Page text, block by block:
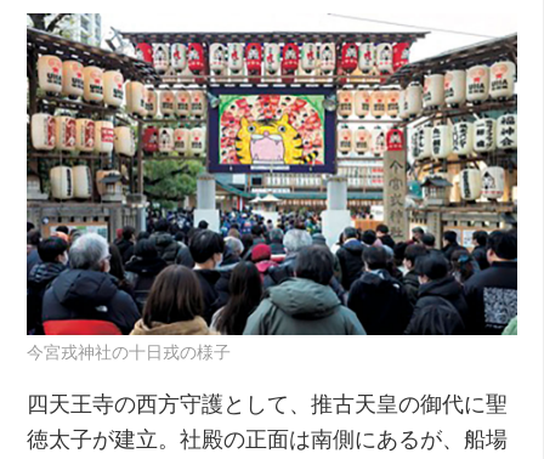
今宮戎神社の十日戎の様子
四天王寺の西方守護として、推古天皇の御代に聖
徳太子が建立。社殿の正面は南側にあるが、船場